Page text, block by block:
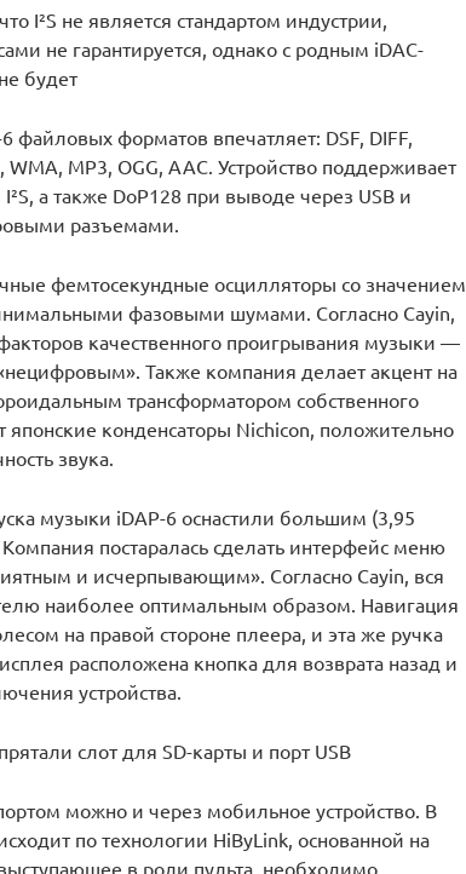
I²S не является стандартом индустрии,
не гарантируется, однако с родным iDAC-
будет
форматов впечатляет: DSF, DIFF,
WMA, MP3, OGG, AAC. Устройство поддерживает
а также DoP128 при выводе через USB и
разъемами.
фемтосекундные осцилляторы со значением
фазовыми шумами. Согласно Cayin,
качественного проигрывания музыки —
Также компания делает акцент на
трансформатором собственного
японские конденсаторы Nichicon, положительно
звука.
музыки iDAP-6 оснастили большим (3,95
постаралась сделать интерфейс меню
и исчерпывающим». Согласно Cayin, вся
наиболее оптимальным образом. Навигация
на правой стороне плеера, и эта же ручка
расположена кнопка для возврата назад и
устройства.
слот для SD-карты и порт USB
можно и через мобильное устройство. В
по технологии HiByLink, основанной на
в роли пульта, необходимо